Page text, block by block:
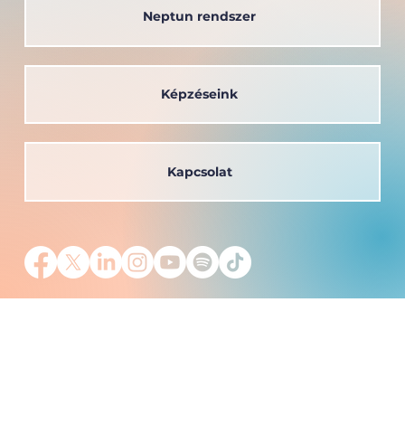
Neptun rendszer
Kapcsolat
Képzéseink